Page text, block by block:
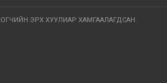
ЭРХ ХУУЛИАР ХАМГААЛАГДСАН.